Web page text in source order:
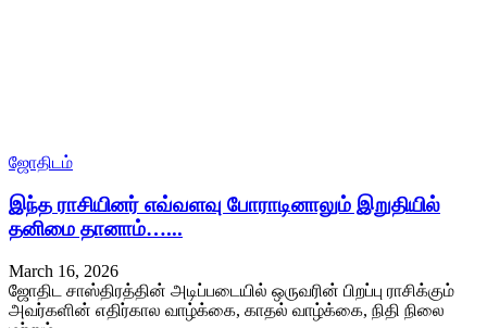
ஜோதிடம்
இந்த ராசியினர் எவ்வளவு போராடினாலும் இறுதியில்
தனிமை தானாம்…...
March 16, 2026
ஜோதிட சாஸ்திரத்தின் அடிப்படையில் ஒருவரின் பிறப்பு ராசிக்கும்
அவர்களின் எதிர்கால வாழ்க்கை, காதல் வாழ்க்கை, நிதி நிலை